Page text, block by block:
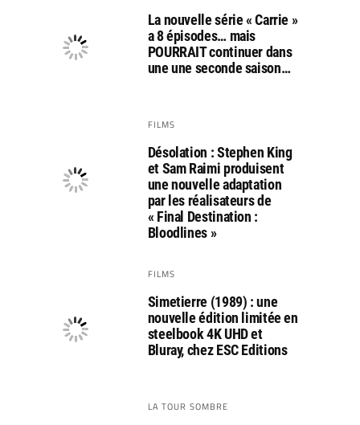
La nouvelle série « Carrie »
a 8 épisodes… mais
POURRAIT continuer dans
une une seconde saison…
FILMS
Désolation : Stephen King
et Sam Raimi produisent
une nouvelle adaptation
par les réalisateurs de
« Final Destination :
Bloodlines »
FILMS
Simetierre (1989) : une
nouvelle édition limitée en
steelbook 4K UHD et
Bluray, chez ESC Editions
LA TOUR SOMBRE